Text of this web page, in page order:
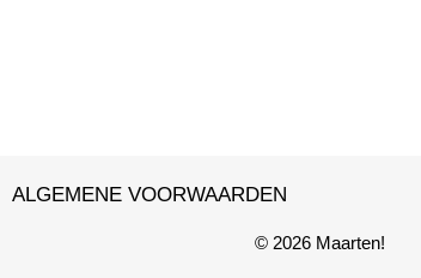
ALGEMENE VOORWAARDEN
© 2026 Maarten!